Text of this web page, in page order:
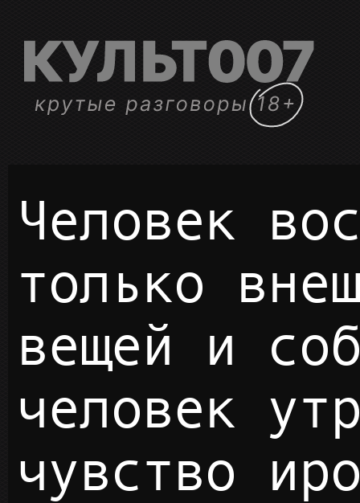
Человек воспринимающий
только
вещей и
человек
чувство